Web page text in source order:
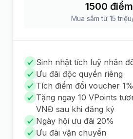
1500 điểm
Mua sắm từ 15
Sinh nhật tích luỹ nhân
Ưu đãi độc quyền riêng
Tích điểm đổi voucher 1%
Tặng ngay 10 VPoints
VNĐ sau khi đăng ký
Ngày hội ưu đãi 20%
Ưu đãi vận chuyển